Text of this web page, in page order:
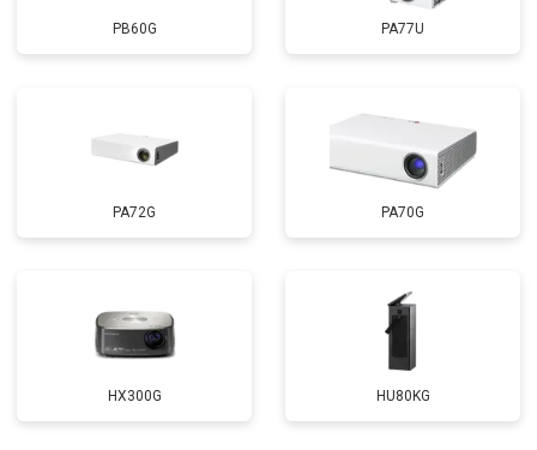
PB60G PA77U
PA72G PA70G
HX300G HU80KG